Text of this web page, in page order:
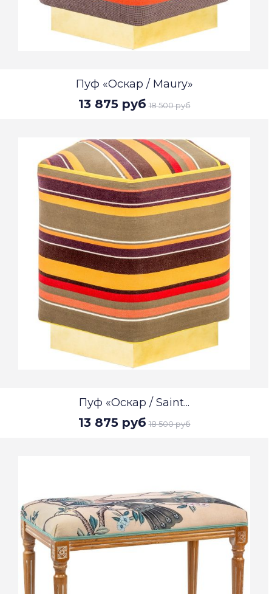
Пуф «Оскар / Maury»
13 875 руб 18 500 руб
Пуф «Оскар / Saint...
13 875 руб 18 500 руб